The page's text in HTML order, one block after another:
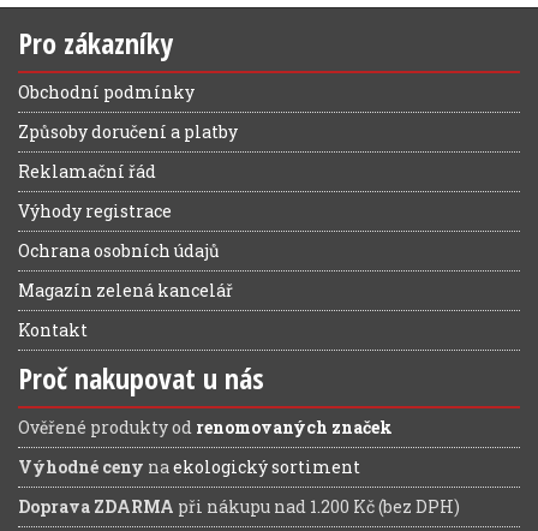
Pro zákazníky
Obchodní podmínky
Způsoby doručení a platby
Reklamační řád
Výhody registrace
Ochrana osobních údajů
Magazín zelená kancelář
Kontakt
Proč nakupovat u nás
Ověřené produkty od renomovaných značek
Výhodné ceny naekologický sortiment
Doprava ZDARMA při nákupu nad 1.200 Kč (bez DPH)